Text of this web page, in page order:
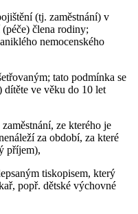
(tj. zaměstnání) v
člena rodiny;
nemocenského
tato podmínka se
dítěte ve věku do 10 let
ze kterého je
za období, za které
příjem),
tiskopisem, který
popř. dětské výchovné